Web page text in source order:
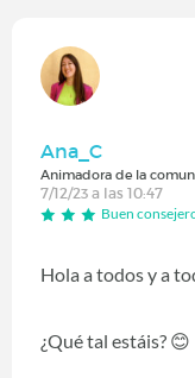
Ana_C
Animadora de la
7/12/23 a las 10:47
Buen
Hola a todos y a
¿Qué tal estáis? 😊